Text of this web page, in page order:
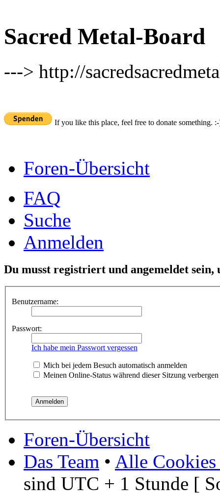
Sacred Metal-Board
---> http://
If you like this place, feel free to donate something.
Foren-Übersicht
FAQ
Suche
Anmelden
Du musst registriert und angemeldet
Benutzername:
Passwort:
Ich habe mein Passwort vergessen
Mich bei jedem Besuch automatisch anmelden
Meinen Online-Status während dieser Sitzung verbergen
Foren-Übersicht
Das Team • Alle Cookies
sind UTC + 1 Stunde [